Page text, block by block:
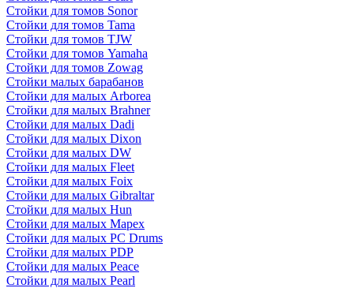
Стойки для томов Sonor
Стойки для томов Tama
Стойки для томов TJW
Стойки для томов Yamaha
Стойки для томов Zowag
Стойки малых барабанов
Стойки для малых Arborea
Стойки для малых Brahner
Стойки для малых Dadi
Стойки для малых Dixon
Стойки для малых DW
Стойки для малых Fleet
Стойки для малых Foix
Стойки для малых Gibraltar
Стойки для малых Hun
Стойки для малых Mapex
Стойки для малых PC Drums
Стойки для малых PDP
Стойки для малых Peace
Стойки для малых Pearl